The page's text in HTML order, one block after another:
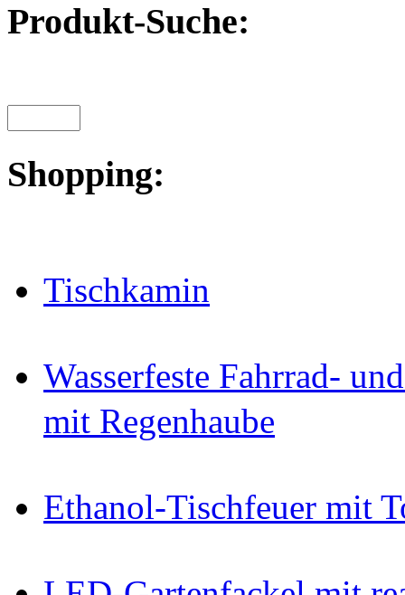
Produkt-Suche:
Shopping:
Tischkamin
Wasserfeste Fahrrad-
mit Regenhaube
Ethanol-Tischfeuer mit